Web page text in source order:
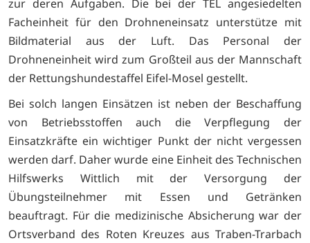
zur deren Aufgaben. Die bei der TEL angesiedelten
Facheinheit für den Drohneneinsatz unterstütze mit
Bildmaterial aus der Luft. Das Personal der
Drohneneinheit wird zum Großteil aus der Mannschaft
der Rettungshundestaffel Eifel-Mosel gestellt.
Bei solch langen Einsätzen ist neben der Beschaffung
von Betriebsstoffen auch die Verpflegung der
Einsatzkräfte ein wichtiger Punkt der nicht vergessen
werden darf. Daher wurde eine Einheit des Technischen
Hilfswerks Wittlich mit der Versorgung der
Übungsteilnehmer mit Essen und Getränken
beauftragt. Für die medizinische Absicherung war der
Ortsverband des Roten Kreuzes aus Traben-Trarbach